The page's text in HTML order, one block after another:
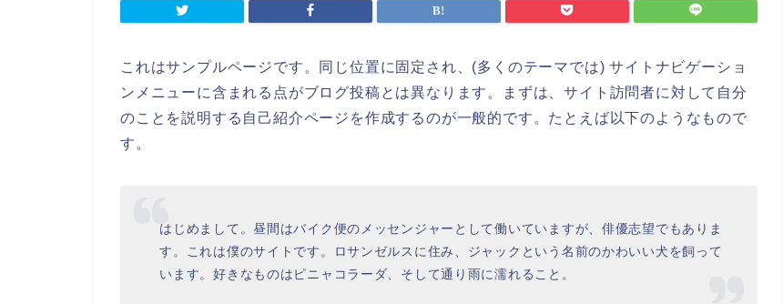
これはサンプルページです。同じ位置に固定され、(多くのテーマでは) サイトナビゲーショ
ンメニューに含まれる点がブログ投稿とは異なります。まずは、サイト訪問者に対して自分
のことを説明する自己紹介ページを作成するのが一般的です。たとえば以下のようなもので
す。
はじめまして。昼間はバイク便のメッセンジャーとして働いていますが、俳優志望でもありま
す。これは僕のサイトです。ロサンゼルスに住み、ジャックという名前のかわいい犬を飼って
います。好きなものはピニャコラーダ、そして通り雨に濡れること。